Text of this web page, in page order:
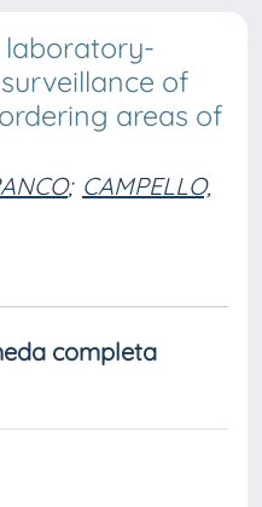
laboratory-
of
areas of
; CAMPELLO,
completa